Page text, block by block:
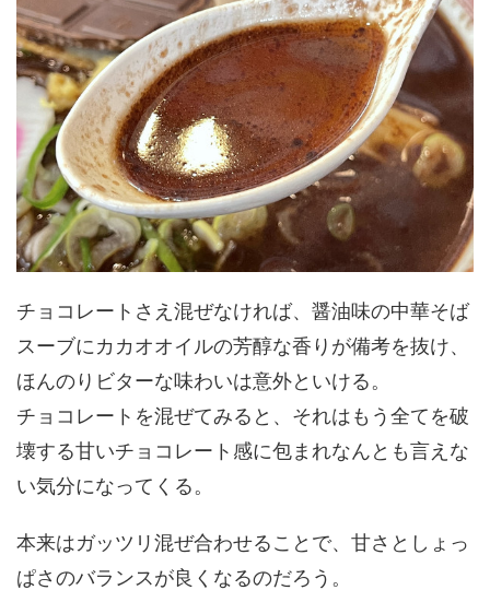
チョコレートさえ混ぜなければ、醤油味の中華そば
スーブにカカオオイルの芳醇な香りが備考を抜け、
ほんのりビターな味わいは意外といける。
チョコレートを混ぜてみると、それはもう全てを破
壊する甘いチョコレート感に包まれなんとも言えな
い気分になってくる。
本来はガッツリ混ぜ合わせることで、甘さとしょっ
ぱさのバランスが良くなるのだろう。